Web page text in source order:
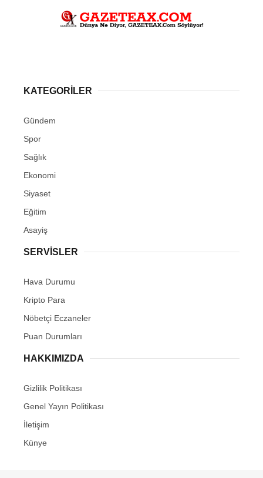
KATEGORİLER
Gündem
Spor
Sağlık
Ekonomi
Siyaset
Eğitim
Asayiş
SERVİSLER
Hava Durumu
Kripto Para
Nöbetçi Eczaneler
Puan Durumları
HAKKIMIZDA
Gizlilik Politikası
Genel Yayın Politikası
İletişim
Künye